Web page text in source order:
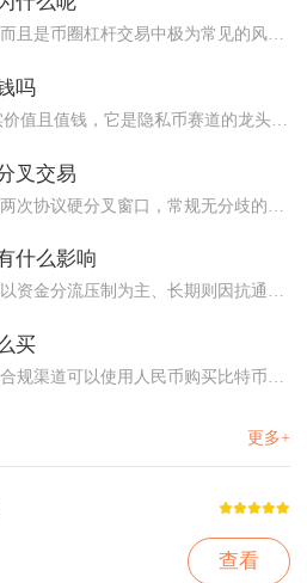
且是币圈杠杆交易中极为常见的风险
吗
值且值钱，它是隐私币赛道的龙头，
叉交易
次协议硬分叉窗口，常规无分歧的协
什么影响
资金分流压制为主、长期则因抗通胀
买
规渠道可以使用人民币购买比特币，
更多+
查看